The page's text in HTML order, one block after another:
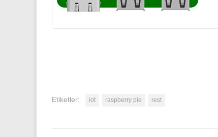
Etiketler: iot raspberry pie rest